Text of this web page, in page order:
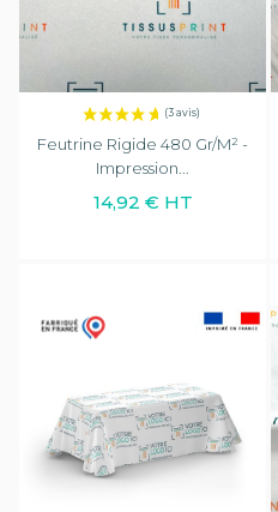
Feutrine Rigide 480 Gr/m² -
Impression...
14,92 € HT